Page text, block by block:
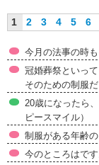
1 2 3 4 5 6
今月の法事の時
冠婚葬祭といっ
そのための制服
20歳になったら
ピースマイル）
制服がある年齢
今のところはです